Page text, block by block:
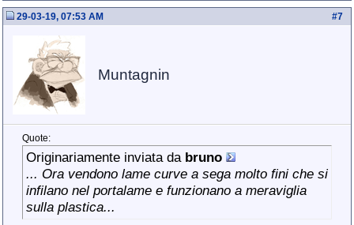
#7
29-03-19, 07:53 AM
Muntagnin
Quote:
Originariamente inviata da bruno
... Ora vendono lame curve a sega molto fini che si
infilano nel portalame e funzionano a meraviglia
sulla plastica...